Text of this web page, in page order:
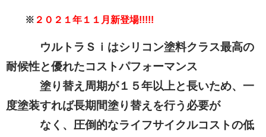
※ ２０２１年１１月新登場!!!!!
ウルトラＳｉはシリコン塗料クラス最高の
耐候性と優れたコストパフォーマンス
塗り替え周期が１５年以上と長いため、一
度塗装すれば長期間塗り替えを行う必要が
なく、 圧倒的なライフサイクルコストの低